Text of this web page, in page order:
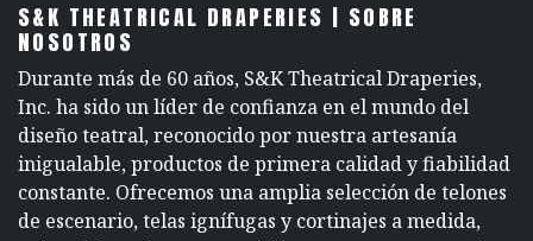
S&K THEATRICAL DRAPERIES | SOBRE
NOSOTROS
Durante más de 60 años, S&K Theatrical Draperies,
Inc. ha sido un líder de confianza en el mundo del
diseño teatral, reconocido por nuestra artesanía
inigualable, productos de primera calidad y fiabilidad
constante. Ofrecemos una amplia selección de telones
de escenario, telas ignífugas y cortinajes a medida,